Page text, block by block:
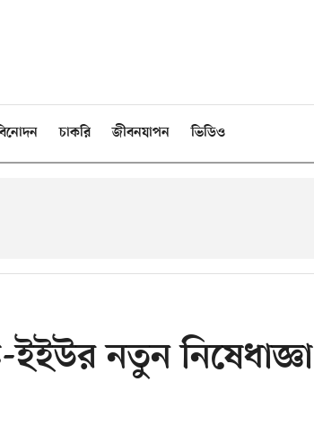
চাকরি জীবনযাপন ভিডিও
ইইউর নতুন নিষেধাজ্ঞা